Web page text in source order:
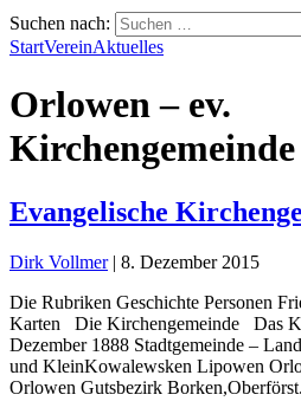
Suchen nach:
StartVereinAktuelles
Orlowen – ev.
Kirchengemeinde
Evangelische
Dirk Vollmer | 8. Dezember 2015
Die Rubriken Geschichte Personen
Karten Die Kirchengemeinde Das
Dezember 1888 Stadtgemeinde –
und KleinKowalewsken Lipowen
Orlowen Gutsbezirk